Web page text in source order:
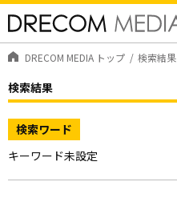
DRECOM MEDIA トップ 検索結果
検索結果
検索ワード
キーワード未設定